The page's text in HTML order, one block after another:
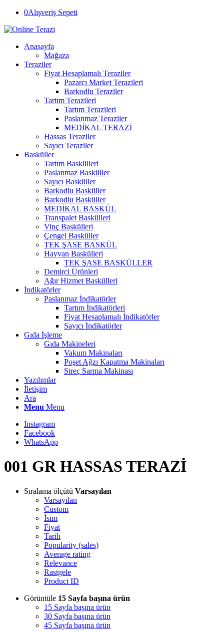
0Alışveriş Sepeti
Anasayfa
Mağaza
Teraziler
Fiyat Hesaplamalı Teraziler
Pazarcı Market Terazileri
Barkodlu Teraziler
Tartım Terazileri
Tartım Terazileri
Paslanmaz Teraziler
MEDİKAL TERAZİ
Hassas Teraziler
Sayıcı Teraziler
Basküller
Tartım Baskülleri
Paslanmaz Basküller
Sayıcı Basküller
Barkodlu Basküller
Barkodlu Basküller
MEDİKAL BASKÜL
Transpalet Baskülleri
Vinç Baskülleri
Çengel Basküller
TEK ŞASE BASKÜL
Hayvan Baskülleri
TEK ŞASE BASKÜLLER
Demirci Ürünleri
Ağır Hizmet Baskülleri
İndikatörler
Paslanmaz İndikatörler
Tartım İndikatörleri
Fiyat Hesaplamalı İndikatörler
Sayıcı İndikatörler
Gıda İşleme
Gıda Makineleri
Vakum Makinaları
Poşet Ağzı Kapatma Makinaları
Streç Sarma Makinası
Yazılımlar
İletişim
Ara
Menu Menu
Instagram
Facebook
WhatsApp
001 GR HASSAS TERAZİ
Sıralama ölçütü Varsayılan
Varsayılan
Custom
İsim
Fiyat
Tarih
Popularity (sales)
Average rating
Relevance
Rastgele
Product ID
Görüntüle 15 Sayfa başına ürün
15 Sayfa başına ürün
30 Sayfa başına ürün
45 Sayfa başına ürün